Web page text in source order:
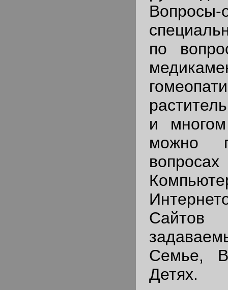
Вопросы-
по
и
можно
Семье,
Детях.